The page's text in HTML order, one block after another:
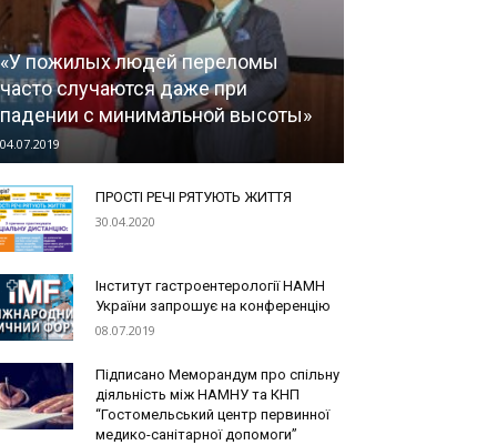
«У пожилых людей переломы
часто случаются даже при
падении с минимальной высоты»
04.07.2019
ПРОСТІ РЕЧІ РЯТУЮТЬ ЖИТТЯ
30.04.2020
Інститут гастроентерології НАМН
України запрошує на конференцію
08.07.2019
Підписано Меморандум про спільну
діяльність між НАМНУ та КНП
“Гостомельський центр первинної
медико-санітарної допомоги”